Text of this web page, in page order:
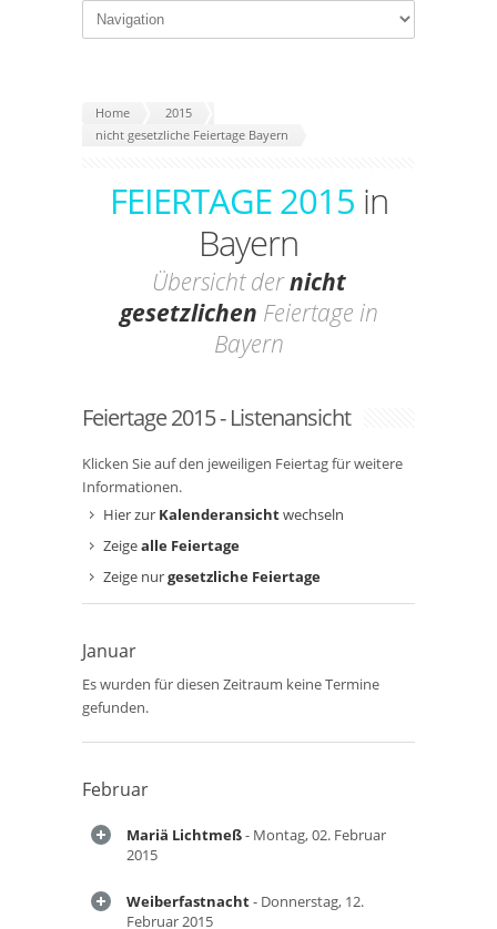
Home
2015
nicht gesetzliche Feiertage Bayern
FEIERTAGE 2015 in
Bayern
Übersicht dernicht
gesetzlichen Feiertage in
Bayern
Feiertage 2015 - Listenansicht
Klicken Sie auf den jeweiligen Feiertag für weitere
Informationen.
Hier zur Kalenderansichtwechseln
Zeigealle Feiertage
Zeige nurgesetzliche Feiertage
Januar
Es wurden für diesen Zeitraum keine Termine
gefunden.
Februar
Mariä Lichtmeß- Montag, 02. Februar
2015
Weiberfastnacht- Donnerstag, 12.
Februar 2015